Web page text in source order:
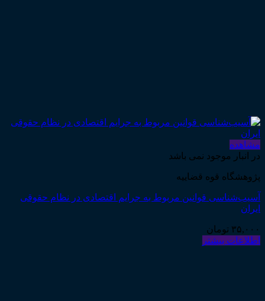
مشاهده
در انبار موجود نمی باشد
پژوهشگاه قوه قضاییه
آسیب‌شناسی قوانین مربوط به جرایم اقتصادی در نظام حقوقی
ایران
۳۵,۰۰۰ تومان
اطلاعات بیشتر